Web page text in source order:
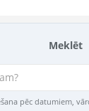
Meklēt
pēc datumiem,